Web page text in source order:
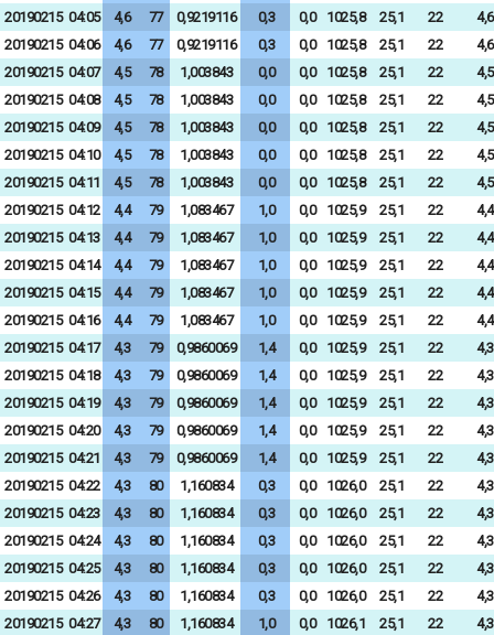
20190215 04:05 4,6 77 0,9219116 0,3 0,0 1025,8 25,1 22
4,6
20190215 04:06 4,6 77 0,9219116 0,3 0,0 1025,8 25,1 22
4,6
20190215 04:07 4,5 78 1,003843 0,0 0,0 1025,8 25,1 22
4,5
20190215 04:08 4,5 78 1,003843 0,0 0,0 1025,8 25,1 22
4,5
20190215 04:09 4,5 78 1,003843 0,0 0,0 1025,8 25,1 22
4,5
20190215 04:10 4,5 78 1,003843 0,0 0,0 1025,8 25,1 22
4,5
20190215 04:11 4,5 78 1,003843 0,0 0,0 1025,8 25,1 22
4,5
20190215 04:12 4,4 79 1,083467 1,0 0,0 1025,9 25,1 22
4,4
20190215 04:13 4,4 79 1,083467 1,0 0,0 1025,9 25,1 22
4,4
20190215 04:14 4,4 79 1,083467 1,0 0,0 1025,9 25,1 22
4,4
20190215 04:15 4,4 79 1,083467 1,0 0,0 1025,9 25,1 22
4,4
20190215 04:16 4,4 79 1,083467 1,0 0,0 1025,9 25,1 22
4,4
20190215 04:17 4,3 79 0,9860069 1,4 0,0 1025,9 25,1 22
4,3
20190215 04:18 4,3 79 0,9860069 1,4 0,0 1025,9 25,1 22
4,3
20190215 04:19 4,3 79 0,9860069 1,4 0,0 1025,9 25,1 22
4,3
20190215 04:20 4,3 79 0,9860069 1,4 0,0 1025,9 25,1 22
4,3
20190215 04:21 4,3 79 0,9860069 1,4 0,0 1025,9 25,1 22
4,3
20190215 04:22 4,3 80 1,160834 0,3 0,0 1026,0 25,1 22
4,3
20190215 04:23 4,3 80 1,160834 0,3 0,0 1026,0 25,1 22
4,3
20190215 04:24 4,3 80 1,160834 0,3 0,0 1026,0 25,1 22
4,3
20190215 04:25 4,3 80 1,160834 0,3 0,0 1026,0 25,1 22
4,3
20190215 04:26 4,3 80 1,160834 0,3 0,0 1026,0 25,1 22
4,3
20190215 04:27 4,3 80 1,160834 1,0 0,0 1026,1 25,1 22 4,3